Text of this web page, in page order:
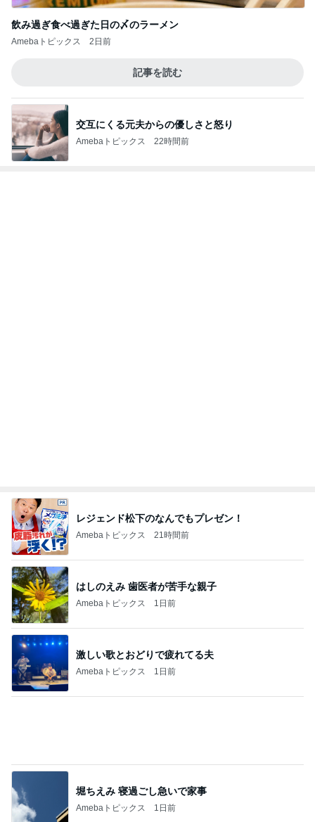
飲み過ぎ食べ過ぎた日の〆のラーメン
Amebaトピックス 2日前
記事を読む
交互にくる元夫からの優しさと怒り
Amebaトピックス 22時間前
レジェンド松下のなんでもプレゼン！
Amebaトピックス 21時間前
はしのえみ 歯医者が苦手な親子
Amebaトピックス 1日前
激しい歌とおどりで疲れてる夫
Amebaトピックス 1日前
堀ちえみ 寝過ごし急いで家事
Amebaトピックス 1日前